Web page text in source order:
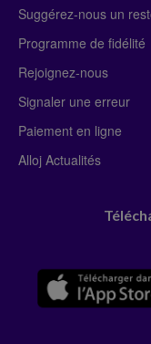
Suggérez-nous un
Programme de fidélité
Rejoignez-nous
Signaler une erreur
Paiement en ligne
Alloj Actualités